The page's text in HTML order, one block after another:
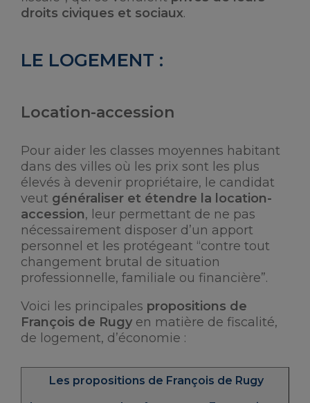
droits civiques et sociaux.
LE LOGEMENT :
Location-accession
Pour aider les classes moyennes habitant
dans des villes où les prix sont les plus
élevés à devenir propriétaire, le candidat
veut généraliser et étendre la location-
accession, leur permettant de ne pas
nécessairement disposer d’un apport
personnel et les protégeant “contre tout
changement brutal de situation
professionnelle, familiale ou financière”.
Voici les principales propositions de
François de Rugy en matière de fiscalité,
de logement, d’économie :
Les propositions de François de Rugy